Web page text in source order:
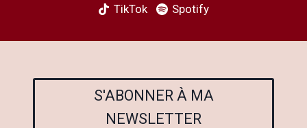
TikTok
Spotify
S'ABONNER À MA
NEWSLETTER